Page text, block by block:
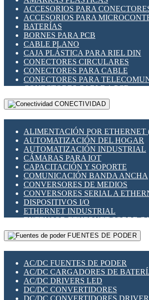
INDICADORES PARA PANEL
INTERFACES DE RELÉ
INTERRUPTORES FIN DE
LLAVES CONMUTADORAS
MEDIDORES DE ENERGÍA Y TC'S
MOTORES PASO A PASO
PANTALLAS HMI
PLC -CONTROLADORES LÓGICO
PROGRAMADORES DE HORARIO
RELÉS DE PROTECCIÓN
SENSORES CAPACITIVOS
SENSORES INDUCTIVOS
TEMPORIZADORES
VARIACS
VARIADORES DE FRECUENCIA
SECCIONADORES -
MAQUINARIA
ACCESORIOS PARA
ACCESORIOS PARA
BATERÍAS
BORNES PARA PCB
CABLE PLANO
CAJA PLÁSTICA PARA RIEL DIN
CONECTORES CIRCULARES
CONECTORES PARA CABLE
CONECTORES PARA
CONECTORES CABLE A PCB
CONECTORES PCB A CABLE
DIP SWITCHES
HERRAMIENTAS VARIAS
ILUMINACIÓN LED
INTERRUPTORES REED
INTERFACES DE RELÉ
OTROS RELÉS
PROTECCIÓN TÉRMICA
RELÉS AUTOMOTRICES
RELÉS DE SEÑAL
RELÉS DE ESTADO SÓLIDO SSR
RELÉS INDUSTRIALES
RELÉS MINIATURA DE POTENCIA
SENSORES MAGNÉTICOS
SWITCH Y MICROSWITCH
TARJETAS PI
UNIÓN Y DERIVACIÓN DE CABLE
CONECTIVIDAD
ALIMENTACIÓN POR ETHERNET
AUTOMATIZACIÓN DEL HOGAR
AUTOMATIZACIÓN INDUSTRIAL
CÁMARAS PARA IOT
CAPACITACIÓN Y SOPORTE
COMUNICACIÓN BANDA ANCHA
CONVERSORES DE MEDIOS
CONVERSORES SERIAL A
DISPOSITIVOS I/O
ETHERNET INDUSTRIAL
EXTENSOR ETHERNET SOBRE
GATEWAY LORAWAN
GESTIÓN DE REDES
PLACAS MODULARES IOT
SWITCHES Y REDES WIFI
SOLUCIONES IOT
SOLUCIONES LORAWAN
FUENTES DE PODER
AC/DC FUENTES DE PODER
AC/DC CARGADORES DE
AC/DC DRIVERS LED
DC/DC CONVERTIDORES
DC/DC CONVERTIDORES